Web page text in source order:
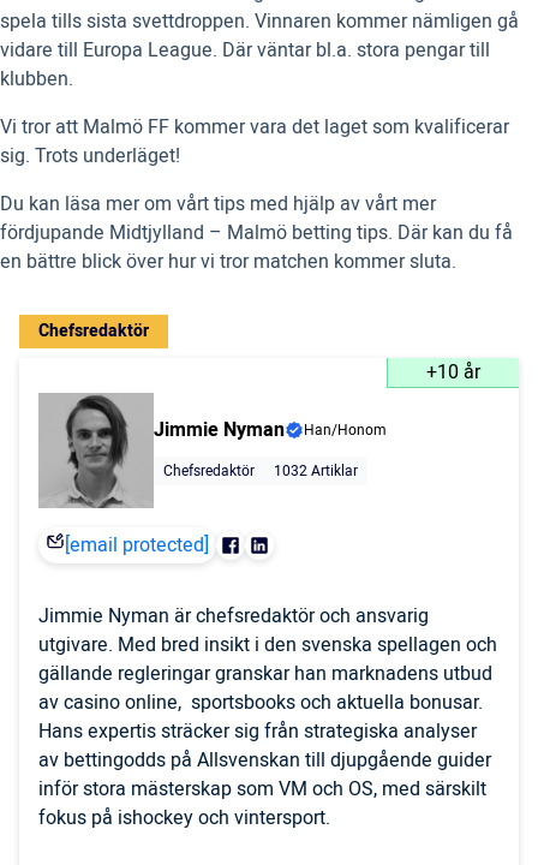
spela tills sista svettdroppen. Vinnaren kommer nämligen gå
vidare till Europa League. Där väntar bl.a. stora pengar till
klubben.
Vi tror att Malmö FF kommer vara det laget som kvalificerar
sig. Trots underläget!
Du kan läsa mer om vårt tips med hjälp av vårt mer
fördjupande Midtjylland – Malmö betting tips. Där kan du få
en bättre blick över hur vi tror matchen kommer sluta.
Chefsredaktör
+10 år
Jimmie Nyman
Han/Honom
Chefsredaktör
1032 Artiklar
[email protected]
Jimmie Nyman är chefsredaktör och ansvarig
utgivare. Med bred insikt i den svenska spellagen och
gällande regleringar granskar han marknadens utbud
av casino online, sportsbooks och aktuella bonusar.
Hans expertis sträcker sig från strategiska analyser
av bettingodds på Allsvenskan till djupgående guider
inför stora mästerskap som VM och OS, med särskilt
fokus på ishockey och vintersport.